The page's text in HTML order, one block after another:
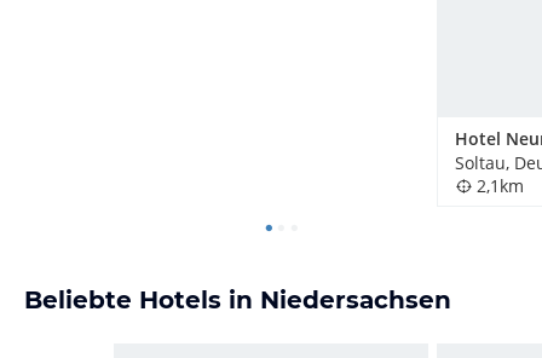
Soltau,
2,1km
Beliebte Hotels in Niedersachsen